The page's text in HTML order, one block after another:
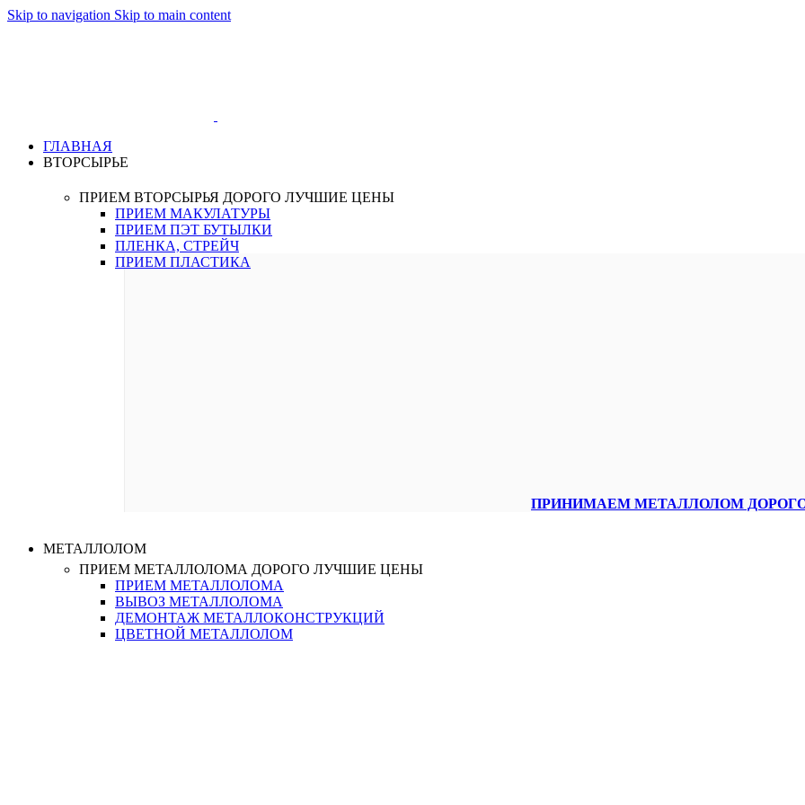
Skip to navigation Skip to main content
ГЛАВНАЯ
ВТОРСЫРЬЕ
ПРИЕМ ВТОРСЫРЬЯ ДОРОГО ЛУЧШИЕ ЦЕНЫ
ПРИЕМ МАКУЛАТУРЫ
ПРИЕМ ПЭТ БУТЫЛКИ
ПЛЕНКА, СТРЕЙЧ
ПРИЕМ ПЛАСТИКА
ПРИНИМАЕМ МЕТАЛЛОЛОМ
МЕТАЛЛОЛОМ
ПРИЕМ МЕТАЛЛОЛОМА ДОРОГО ЛУЧШИЕ ЦЕНЫ
ПРИЕМ МЕТАЛЛОЛОМА
ВЫВОЗ МЕТАЛЛОЛОМА
ДЕМОНТАЖ МЕТАЛЛОКОНСТРУКЦИЙ
ЦВЕТНОЙ МЕТАЛЛОЛОМ